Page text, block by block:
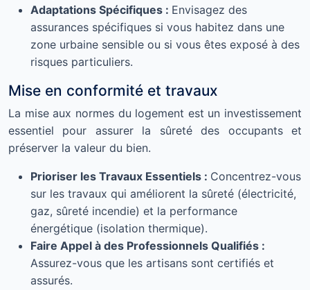
Adaptations Spécifiques : Envisagez des
assurances spécifiques si vous habitez dans une
zone urbaine sensible ou si vous êtes exposé à des
risques particuliers.
Mise en conformité et travaux
La mise aux normes du logement est un investissement
essentiel pour assurer la sûreté des occupants et
préserver la valeur du bien.
Prioriser les Travaux Essentiels : Concentrez-vous
sur les travaux qui améliorent la sûreté (électricité,
gaz, sûreté incendie) et la performance
énergétique (isolation thermique).
Faire Appel à des Professionnels Qualifiés :
Assurez-vous que les artisans sont certifiés et
assurés.